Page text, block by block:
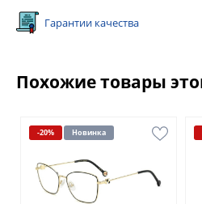
Гарантии качества
Похожие товары
-20% Новинка